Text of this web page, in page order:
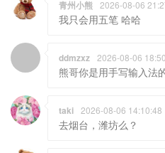
青州小熊 2026-08-06
我只会用五笔 哈哈
ddmzxz 2026-08-06
熊哥你是用手写输入法
taki 2026-08-06 14:10:48
去烟台，潍坊么？